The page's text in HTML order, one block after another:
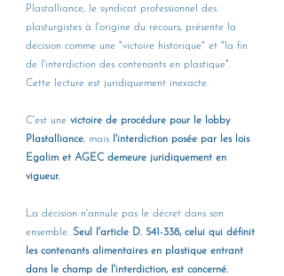
Plastalliance, le syndicat professionnel des
plasturgistes à l'origine du recours, présente la
décision comme une "victoire historique" et "la fin
de l'interdiction des contenants en plastique".
Cette lecture est juridiquement inexacte.
C'est une victoire de procédure pour le lobby
Plastalliance, mais l'interdiction posée par les lois
Egalim et AGEC demeure juridiquement en
vigueur.
La décision n'annule pas le décret dans son
ensemble. Seul l'article D. 541-338, celui qui définit
les contenants alimentaires en plastique entrant
dans le champ de l'interdiction, est concerné.